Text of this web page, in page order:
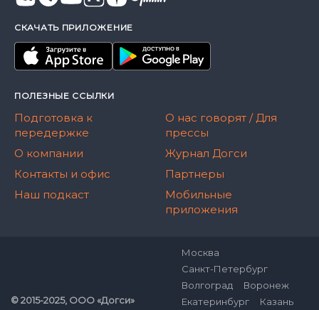
СКАЧАТЬ ПРИЛОЖЕНИЕ
ПОЛЕЗНЫЕ ССЫЛКИ
Подготовка к
передержке
О компании
Контакты и офис
Наш подкаст
О нас говорят / Для
прессы
Журнал Догси
Партнеры
Мобильные
приложения
© 2015-2025, ООО «Догси»
Москва
Санкт-Петербург
Волгоград
Воронеж
Екатеринбург
Казань